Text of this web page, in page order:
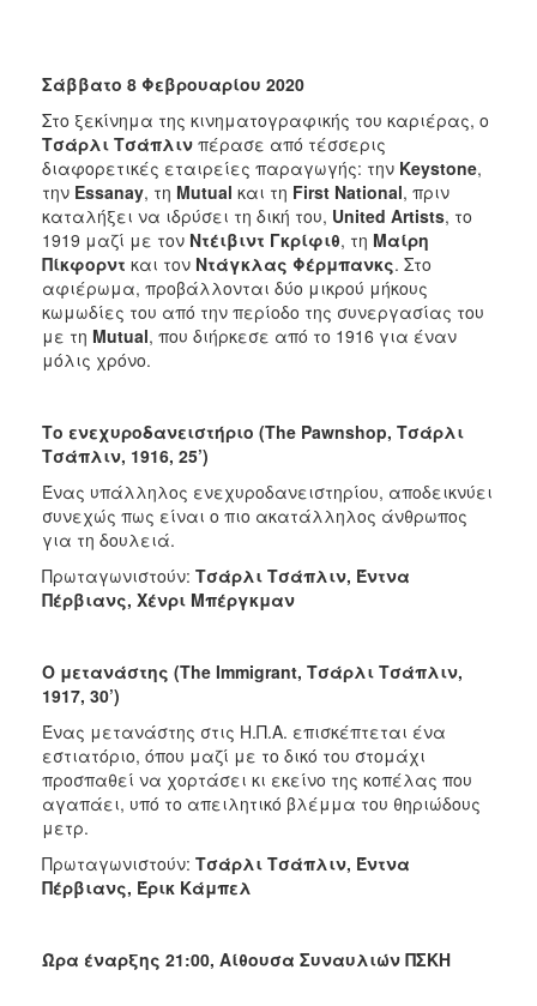
Σάββατο 8 Φεβρουαρίου 2020
Στο ξεκίνημα της κινηματογραφικής του καριέρας, ο
Τσάρλι Τσάπλιν πέρασε από τέσσερις
διαφορετικές εταιρείες παραγωγής: την Keystone,
την Essanay, τη Mutual και τη First National, πριν
καταλήξει να ιδρύσει τη δική του, United Artists, το
1919 μαζί με τον Ντέιβιντ Γκρίφιθ, τη Μαίρη
Πίκφορντ και τον Ντάγκλας Φέρμπανκς. Στο
αφιέρωμα, προβάλλονται δύο μικρού μήκους
κωμωδίες του από την περίοδο της συνεργασίας του
με τη Mutual, που διήρκεσε από το 1916 για έναν
μόλις χρόνο.
Το ενεχυροδανειστήριο (The Pawnshop, Τσάρλι
Τσάπλιν, 1916, 25’)
Ένας υπάλληλος ενεχυροδανειστηρίου, αποδεικνύει
συνεχώς πως είναι ο πιο ακατάλληλος άνθρωπος
για τη δουλειά.
Πρωταγωνιστούν: Τσάρλι Τσάπλιν, Έντνα
Πέρβιανς, Χένρι Μπέργκμαν
Ο μετανάστης (The Immigrant, Τσάρλι Τσάπλιν,
1917, 30’)
Ένας μετανάστης στις Η.Π.Α. επισκέπτεται ένα
εστιατόριο, όπου μαζί με το δικό του στομάχι
προσπαθεί να χορτάσει κι εκείνο της κοπέλας που
αγαπάει, υπό το απειλητικό βλέμμα του θηριώδους
μετρ.
Πρωταγωνιστούν: Τσάρλι Τσάπλιν, Έντνα
Πέρβιανς, Έρικ Κάμπελ
Ώρα έναρξης 21:00, Αίθουσα Συναυλιών ΠΣΚΗ